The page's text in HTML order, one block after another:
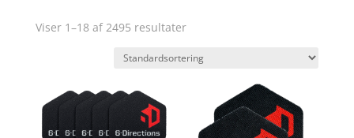
Viser 1–18 af 2495 resultater